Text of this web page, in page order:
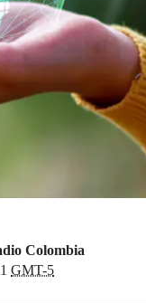
Colombia
GMT-5